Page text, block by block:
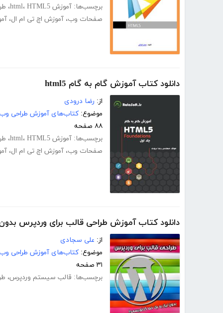
برچسب‌ها: آموزش html ، HTML5 ،
صفحات وب، آموزش اچ تی ام ال،
دانلود کتاب آموزش گام به گام html5
از: رضا درودی
موضوع: کتاب‌های آموزش طراحی
۸۸ صفحه
برچسب‌ها: آموزش html ، HTML5 ،
صفحات وب، آموزش اچ تی ام ال،
دانلود کتاب آموزش طراحی قالب برای وردپرس
از: علی سجادی
موضوع: کتاب‌های آموزش طراحی
۳۱ صفحه
برچسب‌ها: قالب سیستم وردپرس،